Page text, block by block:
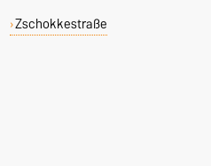
Zschokkestraße